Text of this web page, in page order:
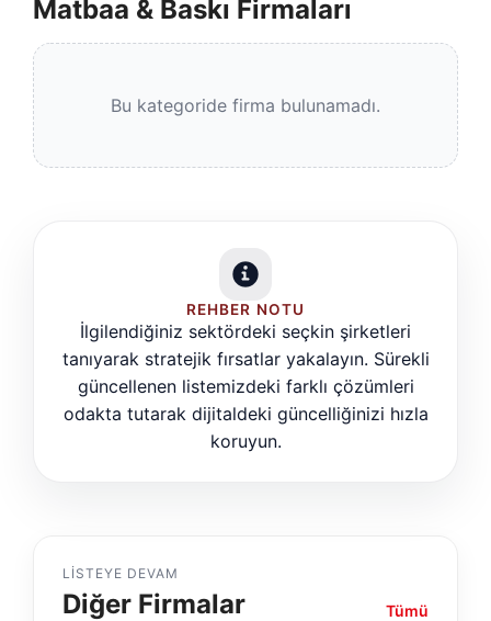
Matbaa & Baskı Firmaları
Bu kategoride firma bulunamadı.
REHBER NOTU
İlgilendiğiniz sektördeki seçkin şirketleri
tanıyarak stratejik fırsatlar yakalayın. Sürekli
güncellenen listemizdeki farklı çözümleri
odakta tutarak dijitaldeki güncelliğinizi hızla
koruyun.
LISTEYE DEVAM
Diğer Firmalar Tümü